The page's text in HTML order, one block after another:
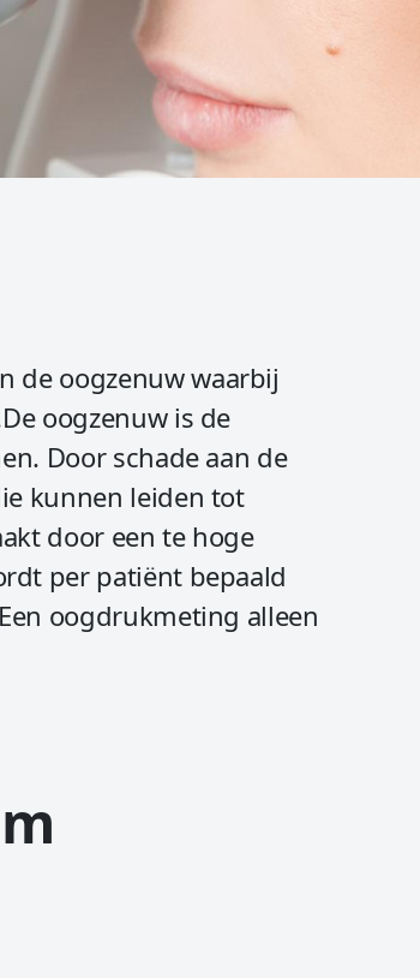
de oogzenuw waarbij
oogzenuw is de
Door schade aan de
kunnen leiden tot
door een te hoge
per patiënt bepaald
oogdrukmeting alleen